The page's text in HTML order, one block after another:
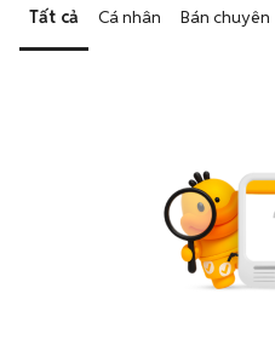
Tất cả Cá nhân Bán chuyên